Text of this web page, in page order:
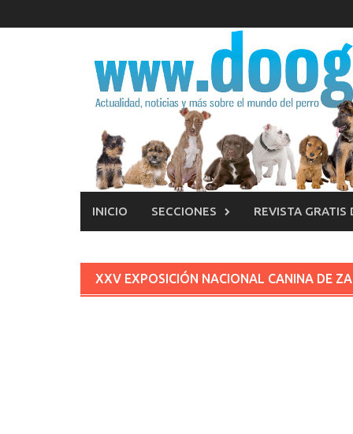
al
INICIO SECCIONES REVISTA GRATIS
XXV EXPOSICIÓN NACIONAL CANINA DE